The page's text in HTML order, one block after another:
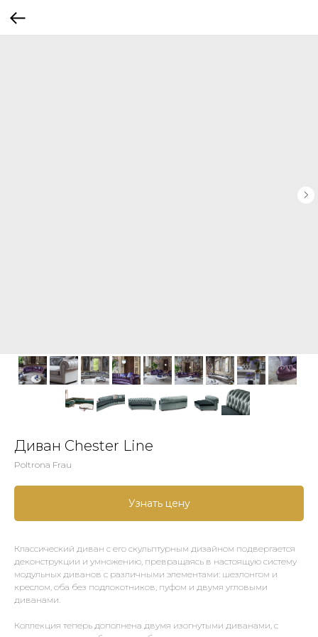
Диван Chester Line
Poltrona Frau
Узнать цену
Классический диван с его скульптурным дизайном подвергается
деконструкции и умножению, превращаясь в настоящую систему
модульных диванов с различными элементами: шезлонгом и
креслом, оба без подлокотников, пуфом и двумя угловыми
диванами.
Коллекция теперь дополнена двумя изогнутыми диванами, с